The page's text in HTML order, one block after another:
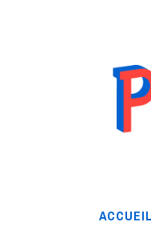
ACCUEIL